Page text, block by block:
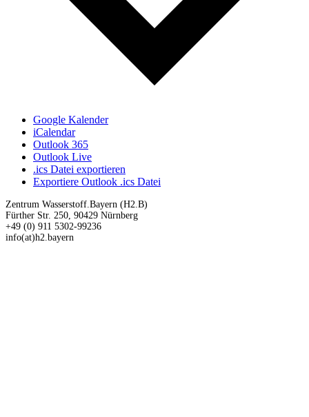
Google Kalender
iCalendar
Outlook 365
Outlook Live
.ics Datei exportieren
Exportiere Outlook .ics Datei
Zentrum Wasserstoff.Bayern (H2.B)
Fürther Str. 250, 90429 Nürnberg
+49 (0) 911 5302-99236
info(at)h2.bayern